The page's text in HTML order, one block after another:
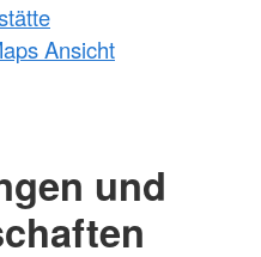
Ansicht
und